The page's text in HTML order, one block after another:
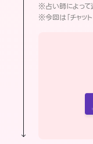
※占い師によっ
※今回は「チャッ